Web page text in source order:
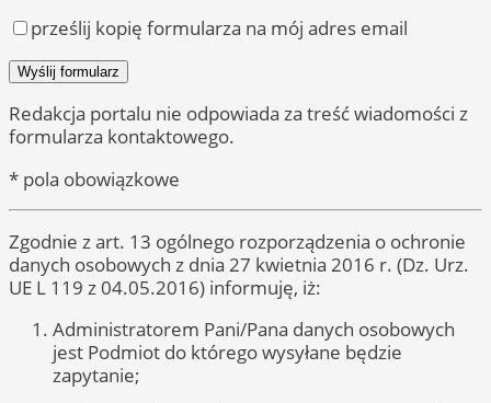
prześlij kopię formularza na mój adres email
Redakcja portalu nie odpowiada za treść wiadomości z
formularza kontaktowego.
* pola obowiązkowe
Zgodnie z art. 13 ogólnego rozporządzenia o ochronie
danych osobowych z dnia 27 kwietnia 2016 r. (Dz. Urz.
UE L 119 z 04.05.2016) informuję, iż:
Administratorem Pani/Pana danych osobowych
jest Podmiot do którego wysyłane będzie
zapytanie;